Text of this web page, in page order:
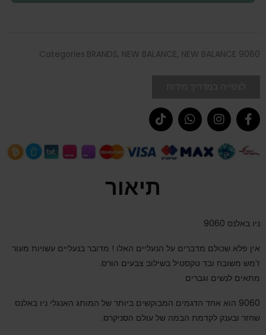
Categories BRANDS, NEW BALANCE, NEW BALANCE 9060
תיאור
ניו באלנס 9060
אין פלא שכולם מדברים על הנעליים האלו ! מדובר בנעליים עשויות מעור
ז’מש משובח ובד טקסטיל בשילוב צבעים הורס.
מתאים לנשים וגברים
9060 הוא אחד הדגמים המבוקשים ביותר של המותג האנגלי ניו באלנס
שחזר ובענק לקדמת הבמה של עולם הסניקרס.